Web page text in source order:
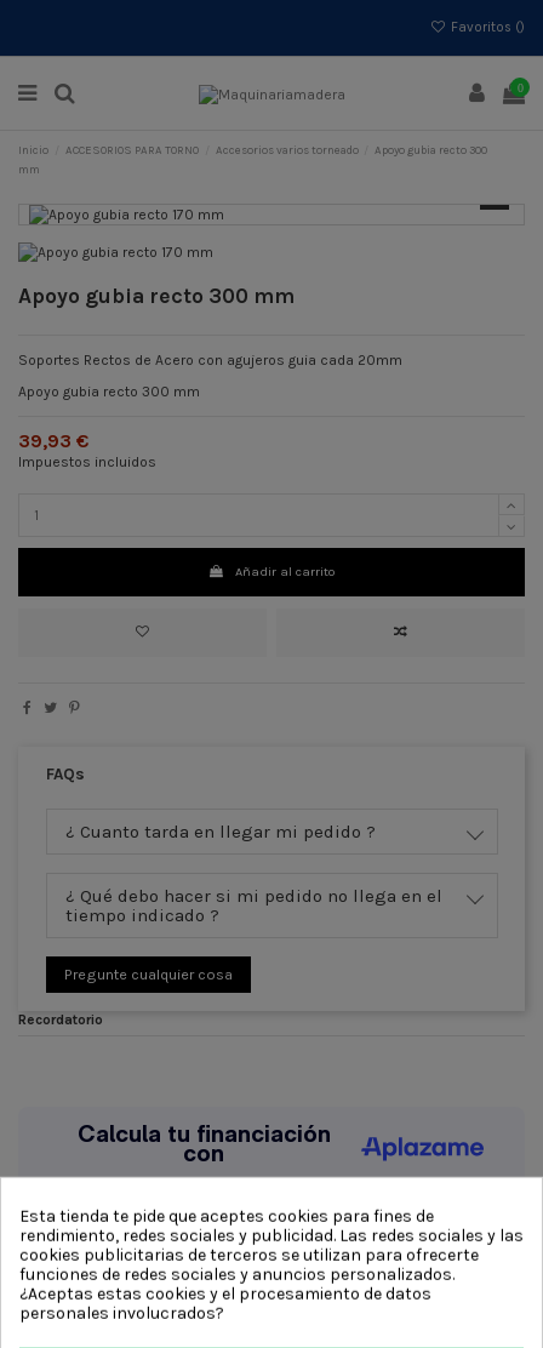
Favoritos ()
0
Inicio ACCESORIOS PARA TORNO Accesorios varios torneado
Apoyo gubia recto 300
mm
Apoyo gubia recto 300 mm
Soportes Rectos de Acero con agujeros guia cada 20mm
Apoyo gubia recto 300 mm
39,93 €
Impuestos incluidos
Añadir al carrito
FAQs
¿ Cuanto tarda en llegar mi pedido ?
¿ Qué debo hacer si mi pedido no llega en el
tiempo indicado ?
Pregunte cualquier cosa
Recordatorio
Esta tienda te pide que aceptes cookies para fines de
rendimiento, redes sociales y publicidad. Las redes sociales y las
cookies publicitarias de terceros se utilizan para ofrecerte
funciones de redes sociales y anuncios personalizados.
¿Aceptas estas cookies y el procesamiento de datos
personales involucrados?